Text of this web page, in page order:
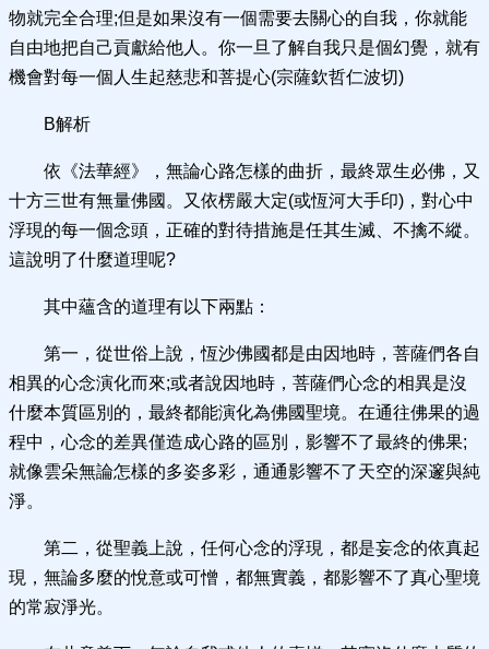
物就完全合理;但是如果沒有一個需要去關心的自我，你就能
自由地把自己貢獻給他人。你一旦了解自我只是個幻覺，就有
機會對每一個人生起慈悲和菩提心(宗薩欽哲仁波切)
B解析
依《法華經》，無論心路怎樣的曲折，最終眾生必佛，又
十方三世有無量佛國。又依楞嚴大定(或恆河大手印)，對心中
浮現的每一個念頭，正確的對待措施是任其生滅、不擒不縱。
這說明了什麼道理呢?
其中蘊含的道理有以下兩點：
第一，從世俗上說，恆沙佛國都是由因地時，菩薩們各自
相異的心念演化而來;或者說因地時，菩薩們心念的相異是沒
什麼本質區別的，最終都能演化為佛國聖境。在通往佛果的過
程中，心念的差異僅造成心路的區別，影響不了最終的佛果;
就像雲朵無論怎樣的多姿多彩，通通影響不了天空的深邃與純
淨。
第二，從聖義上說，任何心念的浮現，都是妄念的依真起
現，無論多麼的悅意或可憎，都無實義，都影響不了真心聖境
的常寂淨光。